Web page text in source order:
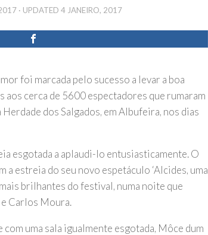
· UPDATED 4 JANEIRO, 2017
foi marcada pelo sucesso a levar a boa
aos cerca de 5600 espectadores que rumaram
dos Salgados, em Albufeira, nos dias
esgotada a aplaudi-lo entusiasticamente. O
estreia do seu novo espetáculo ‘Alcides, uma
brilhantes do festival, numa noite que
Carlos Moura.
uma sala igualmente esgotada, Môce dum